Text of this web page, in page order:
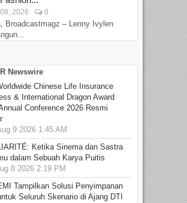
2026 0
Broadcastmagz – Lenny Ivylen
Newswire
Chinese Life Insurance
& International Dragon Award
Conference 2026 Resmi
9 2026 1:45 AM
Ketika Sinema dan Sastra
dalam Sebuah Karya Puitis
8 2026 2:19 PM
Tampilkan Solusi Penyimpanan
Seluruh Skenario di Ajang DTI